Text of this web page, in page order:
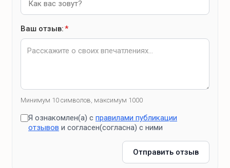
Ваш отзыв:*
Минимум 10 символов, максимум 1000
Я ознакомлен(а) с правилами публикации
отзывов и согласен(согласна) с ними
Отправить отзыв